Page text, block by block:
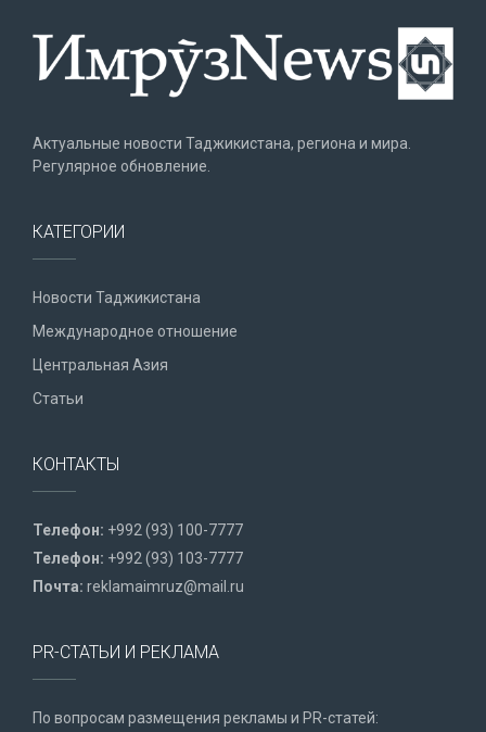
Актуальные новости Таджикистана, региона и мира.
Регулярное обновление.
КАТЕГОРИИ
Новости Таджикистана
Международное отношение
Центральная Азия
Статьи
КОНТАКТЫ
Телефон: +992 (93) 100-7777
Телефон: +992 (93) 103-7777
Почта: reklamaimruz@mail.ru
PR-СТАТЬИ И РЕКЛАМА
По вопросам размещения рекламы и PR-статей: